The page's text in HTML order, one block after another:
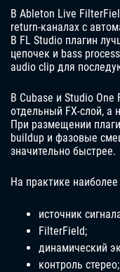
В Ableton Live
return-каналах с
В FL Studio плагин
цепочек и bass
audio clip для
В Cubase и Studio
отдельный FX-слой, а
При размещении
buildup и фазовые
значительно быстрее.
На практике
источник
FilterField;
динамический
контроль стерео;